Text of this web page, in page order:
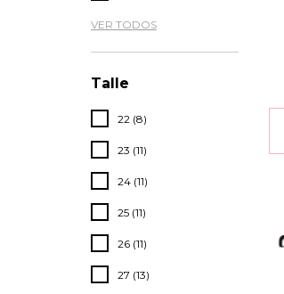
VER TODOS
Talle
22 (8)
23 (11)
24 (11)
25 (11)
26 (11)
27 (13)